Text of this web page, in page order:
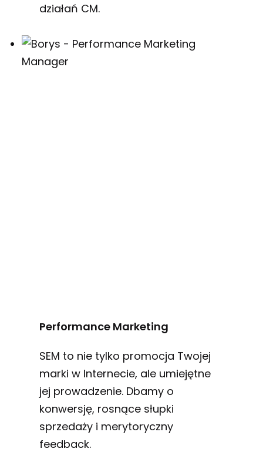
działań CM.
Performance Marketing
SEM to nie tylko promocja Twojej
marki w Internecie, ale umiejętne
jej prowadzenie. Dbamy o
konwersję, rosnące słupki
sprzedaży i merytoryczny
feedback.